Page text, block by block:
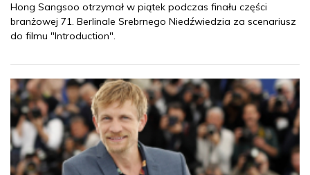
Hong Sangsoo otrzymał w piątek podczas finału części
branżowej 71. Berlinale Srebrnego Niedźwiedzia za scenariusz
do filmu "Introduction".